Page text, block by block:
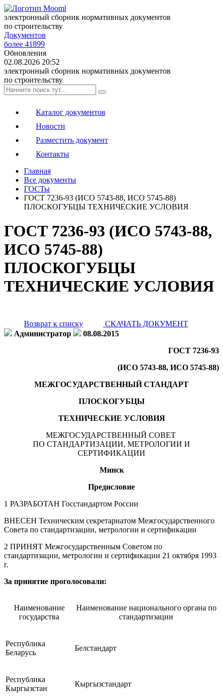
электронный сборник нормативных документов
по строительству
Документов
более 41899
Обновления
02.08.2026 20:52
электронный сборник нормативных документов
по строительству
Каталог документов
Новости
Разместить документ
Контакты
Главная
Все документы
ГОСТы
ГОСТ 7236-93 (ИСО 5743-88, ИСО 5745-88)
ПЛОСКОГУБЦЫ ТЕХНИЧЕСКИЕ УСЛОВИЯ
ГОСТ 7236-93 (ИСО 5743-88,
ИСО 5745-88)
ПЛОСКОГУБЦЫ
ТЕХНИЧЕСКИЕ УСЛОВИЯ
Возврат к списку
СКАЧАТЬ ДОКУМЕНТ
Администратор
08.08.2015
ГОСТ 7236-93
(ИСО 5743-88, ИСО 5745-88)
МЕЖГОСУДАРСТВЕННЫЙ СТАНДАРТ
ПЛОСКОГУБЦЫ
ТЕХНИЧЕСКИЕ УСЛОВИЯ
МЕЖГОСУДАРСТВЕННЫЙ СОВЕТ
ПО СТАНДАРТИЗАЦИИ, МЕТРОЛОГИИ И
СЕРТИФИКАЦИИ
Минск
Предисловие
1 РАЗРАБОТАН Госстандартом России
ВНЕСЕН Техническим секретариатом Межгосударственного
Совета по стандартизации, метрологии и сертификации
2 ПРИНЯТ Межгосударственным Советом по
стандартизации, метрологии и сертификации 21 октября 1993
г.
За принятие проголосовали:
Наименование
государства
Наименование национального органа по
стандартизации
Республика
Беларусь
Белстандарт
Республика
Кыргызстан
Кыргызстандарт